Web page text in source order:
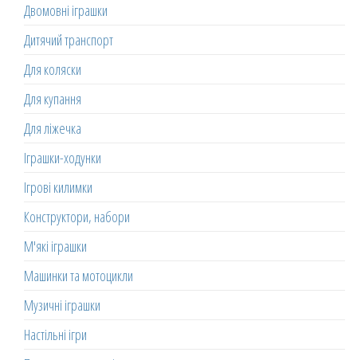
Двомовні іграшки
Дитячий транспорт
Для коляски
Для купання
Для ліжечка
Іграшки-ходунки
Ігрові килимки
Конструктори, набори
М'які іграшки
Машинки та мотоцикли
Музичні іграшки
Настільні ігри